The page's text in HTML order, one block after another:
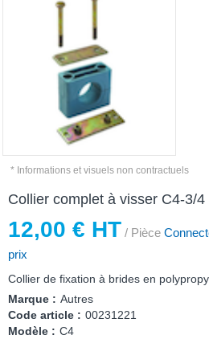
* Informations et visuels non contractuels
Collier complet à visser C4-3/4
12,00 € HT / Pièce
prix
Collier de fixation à brides en
Marque : Autres
Code article : 00231221
Modèle : C4